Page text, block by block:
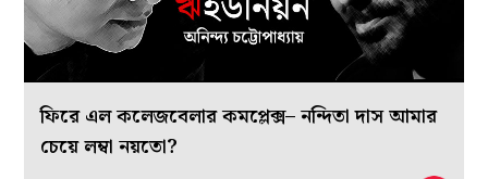
ফিরে এল কলেজবেলার কমপ্লেক্স– নন্দিতা দাস আমার
চেয়ে লম্বা নয়তো?